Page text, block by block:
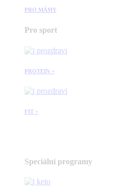
PRO MÁMY
Pro sport
PROTEIN +
FIT +
Speciální programy